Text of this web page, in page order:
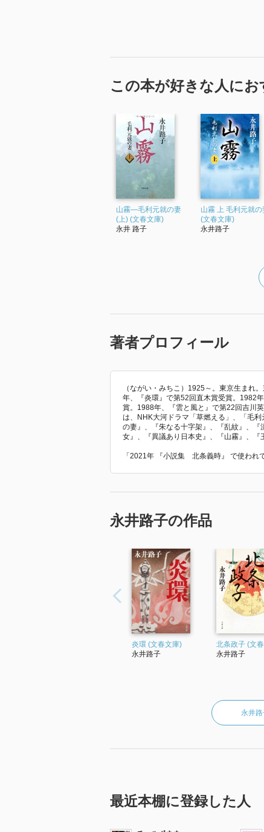
この本が好きな人に
山霧―毛利元就の妻
(上) (文春文庫)
永井 路子
山霧 上 毛利元就の
(文春文庫)
永井路子
著者プロフィール
（ながい・みちこ）1925～。東京生まれ
年、『炎環』で第52回直木賞受賞。1982
賞。1988年、『雲と風と』で第22回吉川
は、NHK大河ドラマ「草燃える」、「毛
の妻』、『朱なる十字架』、『乱紋』、
女』、『異議あり日本史』、『山霧』、『
「2021年 『小説集 北条義時』 で使われ
永井路子の作品
炎環 (文春文庫)
永井路子
北条政子 (文
永井路子
永井
最近本棚に登録した人